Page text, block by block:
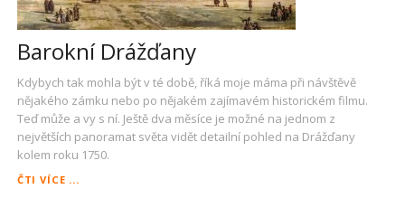
Barokní Drážďany
Kdybych tak mohla být v té době, říká moje máma při návštěvě
nějakého zámku nebo po nějakém zajímavém historickém filmu.
Teď může a vy s ní. Ještě dva měsíce je možné na jednom z
největších panoramat světa vidět detailní pohled na Drážďany
kolem roku 1750.
ČTI VÍCE ...